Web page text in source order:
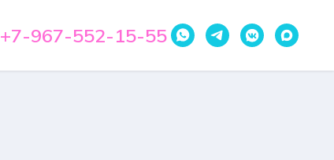
+7-967-552-15-55